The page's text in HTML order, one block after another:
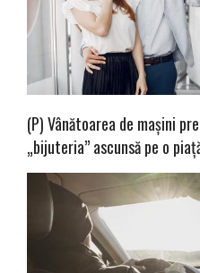
(P) Vânătoarea de mașini
„bijuteria” ascunsă pe o